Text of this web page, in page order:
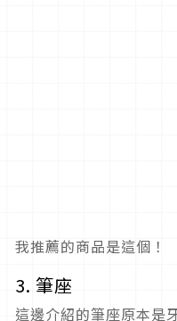
我推薦的商品是這個！
3. 筆座
這邊介紹的筆座原本是